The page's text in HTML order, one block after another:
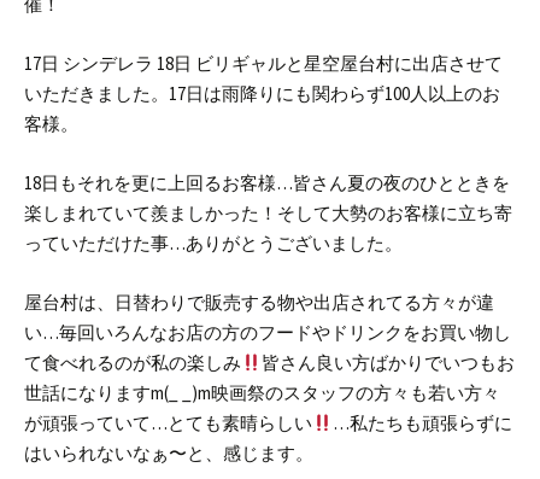
催！
17日 シンデレラ 18日 ビリギャルと星空屋台村に出店させて
いただきました。17日は雨降りにも関わらず100人以上のお
客様。
18日もそれを更に上回るお客様…皆さん夏の夜のひとときを
楽しまれていて羨ましかった！そして大勢のお客様に立ち寄
っていただけた事…ありがとうございました。
屋台村は、日替わりで販売する物や出店されてる方々が違
い…毎回いろんなお店の方のフードやドリンクをお買い物し
て食べれるのが私の楽しみ
皆さん良い方ばかりでいつもお
世話になりますm(_ _)m映画祭のスタッフの方々も若い方々
が頑張っていて…とても素晴らしい
…私たちも頑張らずに
はいられないなぁ〜と、感じます。